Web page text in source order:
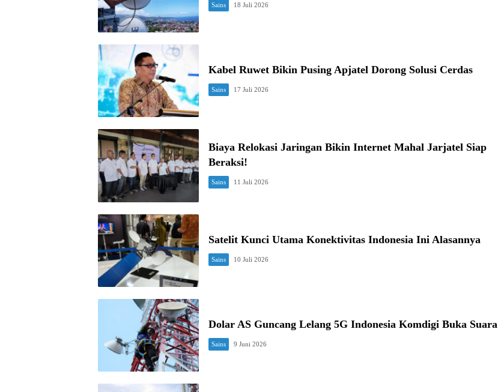
Sains 18 Juli 2026
Kabel Ruwet Bikin Pusing Apjatel Dorong Solusi Cerdas
Sains 17 Juli 2026
Biaya Relokasi Jaringan Bikin Internet Mahal Jarjatel Siap
Beraksi!
Sains 11 Juli 2026
Satelit Kunci Utama Konektivitas Indonesia Ini Alasannya
Sains 10 Juli 2026
Dolar AS Guncang Lelang 5G Indonesia Komdigi Buka Suara
Sains 9 Juni 2026